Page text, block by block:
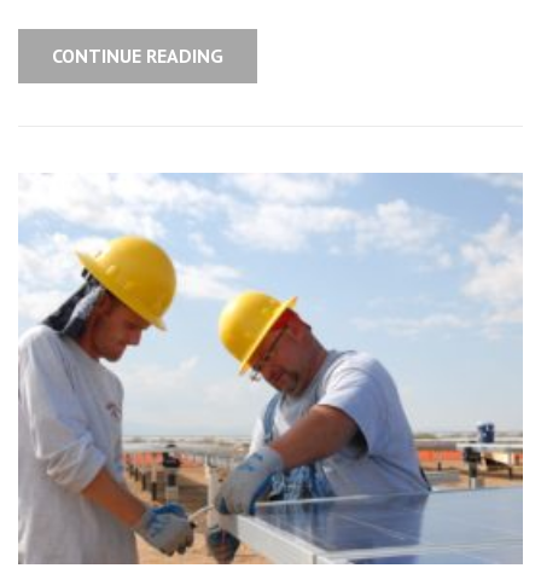
CONTINUE READING